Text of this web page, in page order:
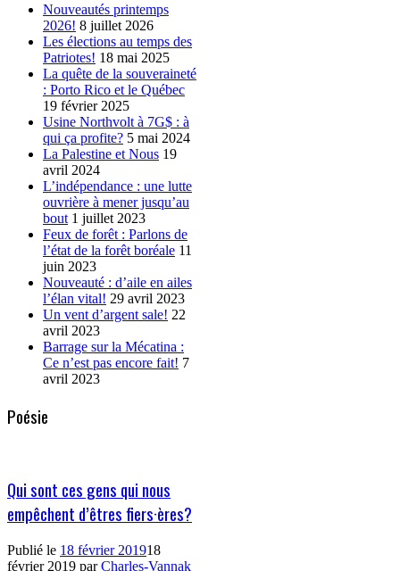
Nouveautés printemps
2026! 8 juillet 2026
Les élections au temps des
Patriotes! 18 mai 2025
La quête de la souveraineté
: Porto Rico et le Québec
19 février 2025
Usine Northvolt à 7G$ : à
qui ça profite? 5 mai 2024
La Palestine et Nous 19
avril 2024
L’indépendance : une lutte
ouvrière à mener jusqu’au
bout 1 juillet 2023
Feux de forêt : Parlons de
l’état de la forêt boréale 11
juin 2023
Nouveauté : d’aile en ailes
l’élan vital! 29 avril 2023
Un vent d’argent sale! 22
avril 2023
Barrage sur la Mécatina :
Ce n’est pas encore fait! 7
avril 2023
Poésie
Qui sont ces gens qui nous
empêchent d’êtres fiers·ères?
Publié le 18 février 201918
février 2019 parCharles-Vannak